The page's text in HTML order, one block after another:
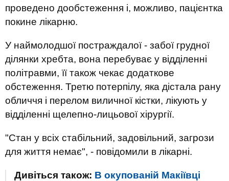
проведено дообстеження і, можливо, пацієнтка
покине лікарню.
У наймолодшої постраждалої - забої грудної
ділянки хребта, вона перебуває у відділенні
політравми, її також чекає додаткове
обстеження. Третю потерпілу, яка дістала рану
обличчя і перелом виличної кістки, лікують у
відділенні щелепно-лицьової хірургії.
"Стан у всіх стабільний, задовільний, загрози
для життя немає", - повідомили в лікарні.
Дивіться також: В окупованій Макіївці